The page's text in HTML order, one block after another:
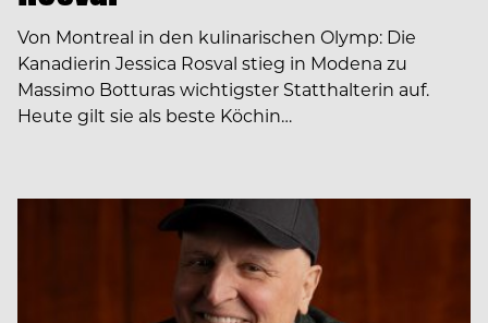
Von Montreal in den kulinarischen Olymp: Die
Kanadierin Jessica Rosval stieg in Modena zu
Massimo Botturas wichtigster Statthalterin auf.
Heute gilt sie als beste Köchin…